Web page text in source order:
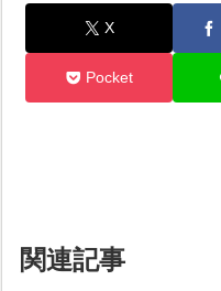
X
Pocket
関連記事